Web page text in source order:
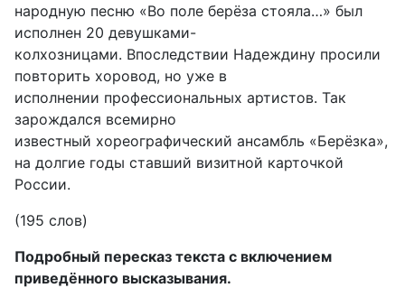
народную песню «Во поле берёза стояла…» был
исполнен 20 девушками-
колхозницами. Впоследствии Надеждину просили
повторить хоровод, но уже в
исполнении профессиональных артистов. Так
зарождался всемирно
известный хореографический ансамбль «Берёзка»,
на долгие годы ставший визитной карточкой
России.
(195 слов)
Подробный пересказ текста с включением
приведённого высказывания.